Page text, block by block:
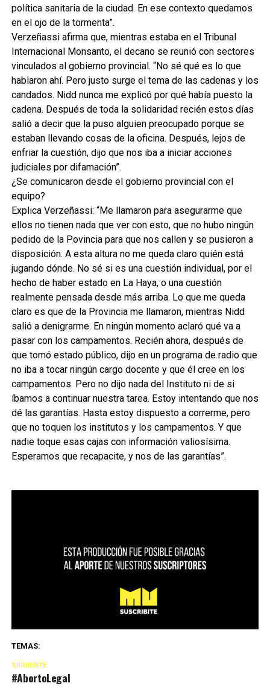
política sanitaria de la ciudad. En ese contexto quedamos
en el ojo de la tormenta”.
Verzeñassi afirma que, mientras estaba en el Tribunal
Internacional Monsanto, el decano se reunió con sectores
vinculados al gobierno provincial. “No sé qué es lo que
hablaron ahí. Pero justo surge el tema de las cadenas y los
candados. Nidd nunca me explicó por qué había puesto la
cadena. Después de toda la solidaridad recién estos días
salió a decir que la puso alguien preocupado porque se
estaban llevando cosas de la oficina. Después, lejos de
enfriar la cuestión, dijo que nos iba a iniciar acciones
judiciales por difamación”.
¿Se comunicaron desde el gobierno provincial con el
equipo?
Explica Verzeñassi: “Me llamaron para asegurarme que
ellos no tienen nada que ver con esto, que no hubo ningún
pedido de la Povincia para que nos callen y se pusieron a
disposición. A esta altura no me queda claro quién está
jugando dónde. No sé si es una cuestión individual, por el
hecho de haber estado en La Haya, o una cuestión
realmente pensada desde más arriba. Lo que me queda
claro es que de la Provincia me llamaron, mientras Nidd
salió a denigrarme. En ningún momento aclaró qué va a
pasar con los campamentos. Recién ahora, después de
que tomó estado público, dijo en un programa de radio que
no iba a tocar ningún cargo docente y que él cree en los
campamentos. Pero no dijo nada del Instituto ni de si
íbamos a continuar nuestra tarea. Estoy intentando que nos
dé las garantías. Hasta estoy dispuesto a correrme, pero
que no toquen los institutos y los campamentos. Y que
nadie toque esas cajas con información valiosísima.
Esperamos que recapacite, y nos de las garantías”.
TEMAS:
SIGUIENTE
#AbortoLegal